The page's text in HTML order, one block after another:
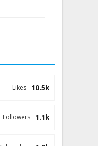
10.5k
Likes
1.1k
Followers